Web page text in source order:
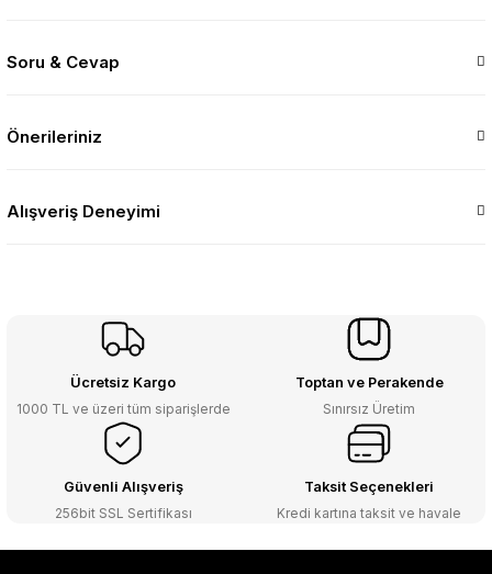
Soru & Cevap
Önerileriniz
Alışveriş Deneyimi
Ücretsiz Kargo
1000 TL ve üzeri tüm siparişlerde
Toptan ve Perakende
Sınırsız Üretim
Güvenli Alışveriş
256bit SSL Sertifikası
Taksit Seçenekleri
Kredi kartına taksit ve havale